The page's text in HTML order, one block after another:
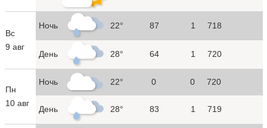
Вс
9 авг
Ночь 22° 87 1 718
День 28° 64 1 720
Пн
10 авг
Ночь 22° 0 0 720
День 28° 83 1 719